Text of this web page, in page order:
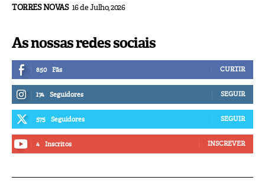
TORRES NOVAS 16 de Julho, 2026
As nossas redes sociais
850 Fãs CURTIR
174 Seguidores SEGUIR
575 Seguidores SEGUIR
4 Inscritos INSCREVER